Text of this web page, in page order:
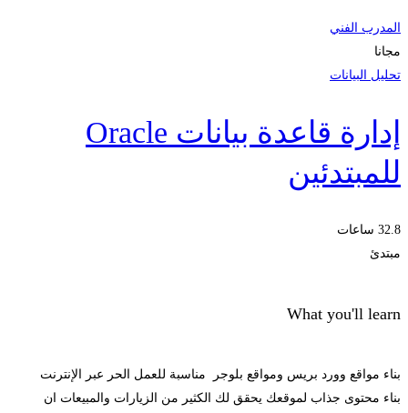
المدرب الفني
مجانا
تحليل البيانات
إدارة قاعدة بيانات Oracle
للمبتدئين
32.8 ساعات
مبتدئ
What you'll learn
بناء مواقع وورد بريس ومواقع بلوجر مناسبة للعمل الحر عبر الإنترنت
بناء محتوى جذاب لموقعك يحقق لك الكثير من الزيارات والمبيعات ان